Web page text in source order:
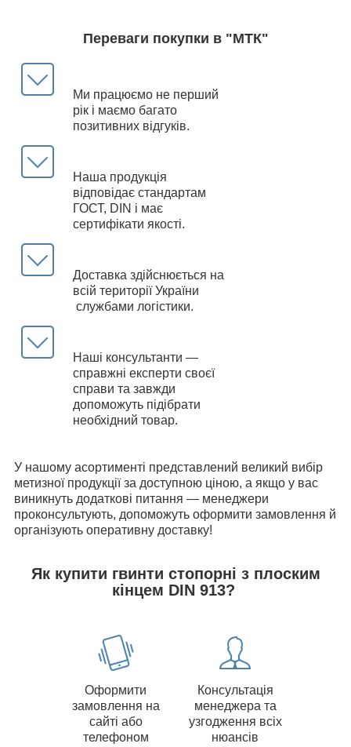
Переваги покупки в "МТК"
Ми працюємо не перший
рік і маємо багато
позитивних відгуків.
Наша продукція
відповідає стандартам
ГОСТ, DIN і має
сертифікати якості.
Доставка здійснюється на
всій території України
службами логістики.
Наші консультанти —
справжні експерти своєї
справи та завжди
допоможуть підібрати
необхідний товар.
У нашому асортименті представлений великий вибір
метизної продукції за доступною ціною, а якщо у вас
виникнуть додаткові питання — менеджери
проконсультують, допоможуть оформити замовлення й
організують оперативну доставку!
Як купити гвинти стопорні з плоским
кінцем DIN 913?
Оформити
замовлення на
сайті або
телефоном
Консультація
менеджера та
узгодження всіх
нюансів